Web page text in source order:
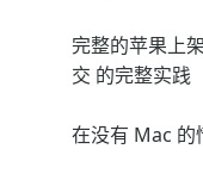
完整的苹果上
交 的完整实践
在没有 Mac 的